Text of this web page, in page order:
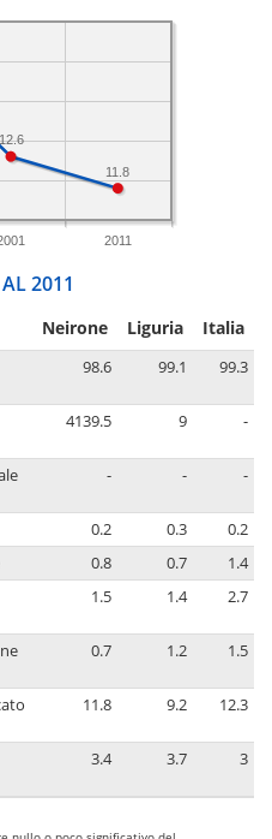
2011
11.8
2011
Neirone Liguria Italia
98.6 99.1 99.3
4139.5 9 -
- - -
0.2 0.3
0.2
0.8 0.7
1.4
1.5 1.4 2.7
0.7 1.2 1.5
11.8 9.2 12.3
3.4 3.7 3